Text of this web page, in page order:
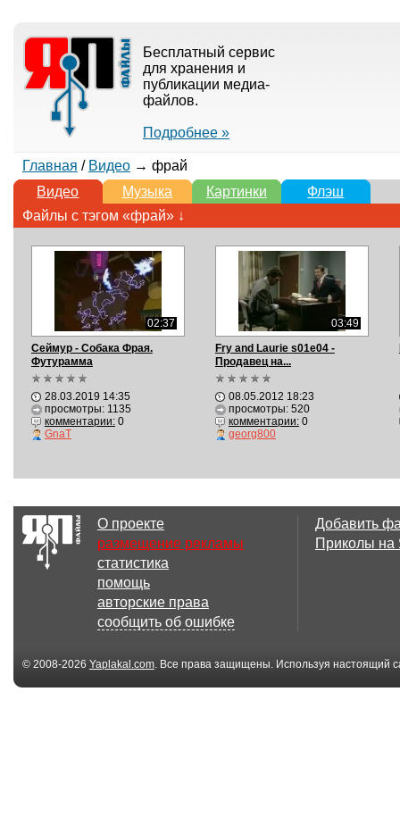
Бесплатный сервис
для хранения и
публикации медиа-
файлов.
Подробнее »
Главная / Видео→ фрай
Видео
Музыка Картинки
Флэш
Файлы с тэгом «фрай» ↓
02:37
Сеймур - Собака Фрая.
Футурамма
28.03.2019 14:35
просмотры: 1135
комментарии:0
GnaT
03:49
Fry and Laurie s01e04 -
Продавец на...
08.05.2012 18:23
просмотры: 520
комментарии:0
georg800
О проекте
размещение рекламы
статистика
помощь
авторские права
сообщить об ошибке
Добавить
Приколы
© 2008-2026 Yaplakal.com. Все права защищены. Используя настоящий